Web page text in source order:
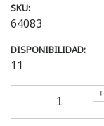
SKU:
64083
DISPONIBILIDAD:
11
+
-